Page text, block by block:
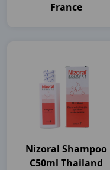
France
Nizoral Shampoo
C50ml Thailand